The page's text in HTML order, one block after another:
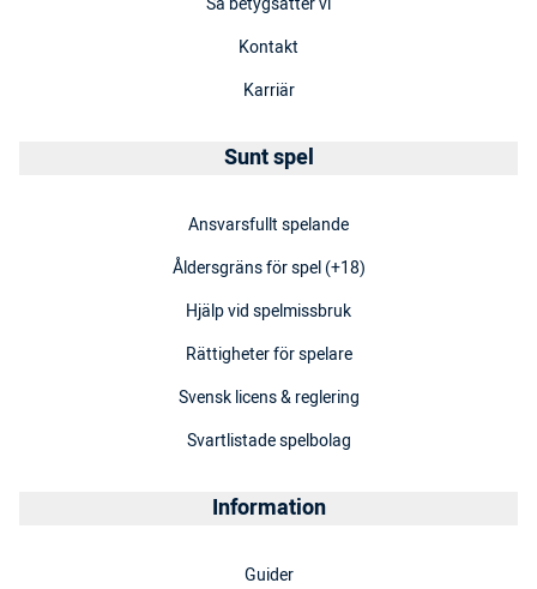
Kontakt
Karriär
Sunt spel
Ansvarsfullt spelande
Åldersgräns för spel (+18)
Hjälp vid spelmissbruk
Rättigheter för spelare
Svensk licens & reglering
Svartlistade spelbolag
Information
Guider